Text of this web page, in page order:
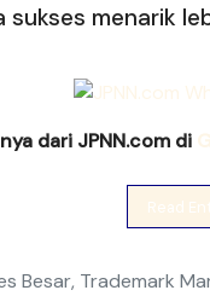
sukses menarik
dari JPNN.com di
Read
Besar, Trademark